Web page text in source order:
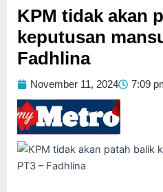
KPM tidak akan
keputusan
Fadhlina
November 11, 2024 7:09